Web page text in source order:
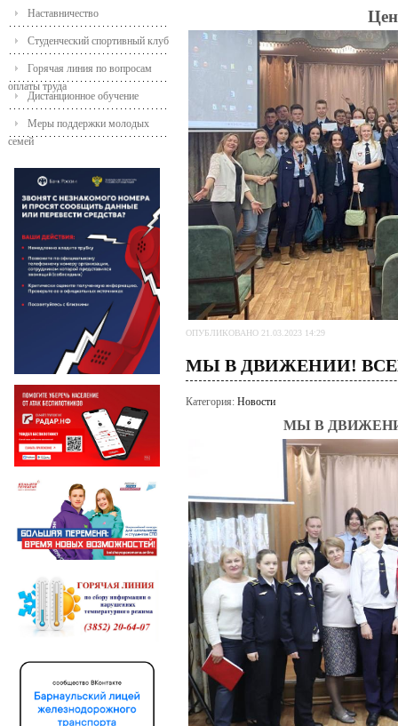
Наставничество
Студенческий спортивный клуб
Горячая линия по вопросам
оплаты труда
Дистанционное обучение
Меры поддержки молодых
семей
ОПУБЛИКОВАНО 21.03.2023 14:29
МЫ В ДВИЖЕНИИ!
Категория: Новости
МЫ В